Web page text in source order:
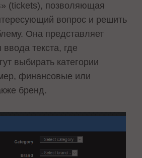
(tickets), позволяющая
вопрос и решить
Она представляет
текста, где
выбирать категории
финансовые или
бренд.